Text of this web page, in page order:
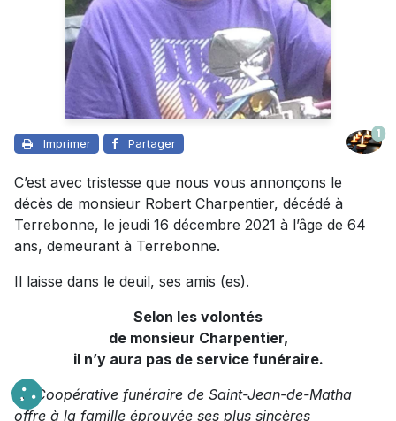
Imprimer Partager
1
C’est avec tristesse que nous vous annonçons le
décès de monsieur Robert Charpentier, décédé à
Terrebonne, le jeudi 16 décembre 2021 à l’âge de 64
ans, demeurant à Terrebonne.
Il laisse dans le deuil, ses amis (es).
Selon les volontés
de monsieur Charpentier,
il n’y aura pas de service funéraire.
La Coopérative funéraire de Saint-Jean-de-Matha
offre à la famille éprouvée ses plus sincères